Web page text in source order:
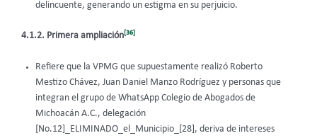
delincuente, generando un estigma en su perjuicio.
4.1.2. Primera ampliación[36]
Refiere que la VPMG que supuestamente realizó Roberto
Mestizo Chávez, Juan Daniel Manzo Rodríguez y personas que
integran el grupo de WhatsApp Colegio de Abogados de
Michoacán A.C., delegación
[No.12]_ELIMINADO_el_Municipio_[28], deriva de intereses